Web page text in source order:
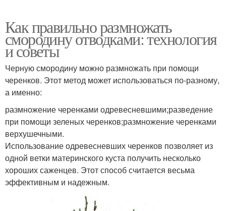
Как правильно размножать
смородину отводками: технология
и советы
Черную смородину можно размножать при помощи
черенков. Этот метод может использоваться по-разному,
а именно:
размножение черенками одревесневшими;разведение
при помощи зеленых черенков;размножение черенками
верхушечными.
Использование одревесневших черенков позволяет из
одной ветки материнского куста получить несколько
хороших саженцев. Этот способ считается весьма
эффективным и надежным.